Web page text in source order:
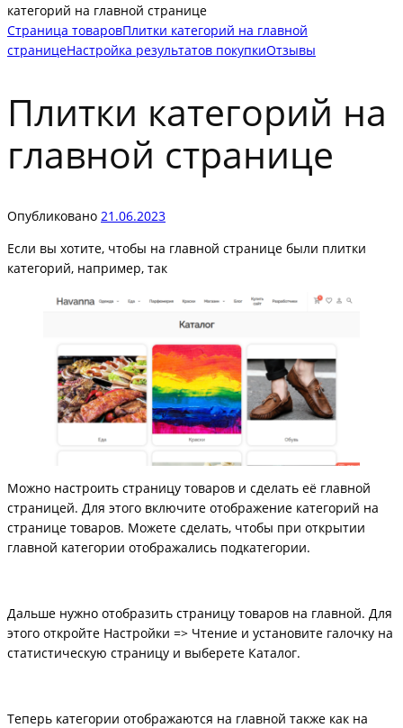
категорий на главной странице
Страница товаровПлитки категорий на главной
страницеНастройка результатов покупкиОтзывы
Плитки категорий на
главной странице
Опубликовано 21.06.2023
Если вы хотите, чтобы на главной странице были плитки
категорий, например, так
Можно настроить страницу товаров и сделать её главной
страницей. Для этого включите отображение категорий на
странице товаров. Можете сделать, чтобы при открытии
главной категории отображались подкатегории.
Дальше нужно отобразить страницу товаров на главной. Для
этого откройте Настройки => Чтение и установите галочку на
статистическую страницу и выберете Каталог.
Теперь категории отображаются на главной также как на